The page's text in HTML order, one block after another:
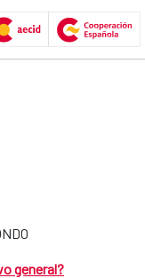
general?